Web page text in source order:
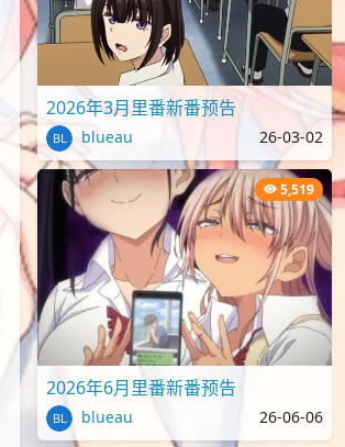
2026年3月里番新番预告
blueau 26-03-02
5,519
2026年6月里番新番预告
blueau 26-06-06